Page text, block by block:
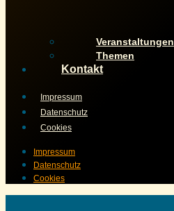
Veranstaltungen
Themen
Kontakt
Impressum
Datenschutz
Cookies
Impressum
Datenschutz
Cookies